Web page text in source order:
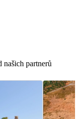
partnerů